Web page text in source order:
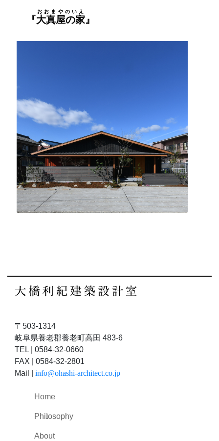
『大真屋の家
おおまやのいえ
』
〒503-1314
岐阜県養老郡養老町高田 483-6
TEL | 0584-32-0660
FAX | 0584-32-2801
Mail | info@ohashi-architect.co.jp
Home
Philosophy
About